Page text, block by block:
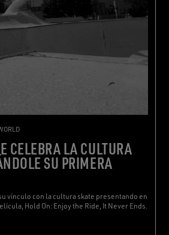
CELEBRA LA CULTURA
SU PRIMERA
vínculo con la cultura skate presentando en
Hold On: Enjoy the Ride, It Never Ends.